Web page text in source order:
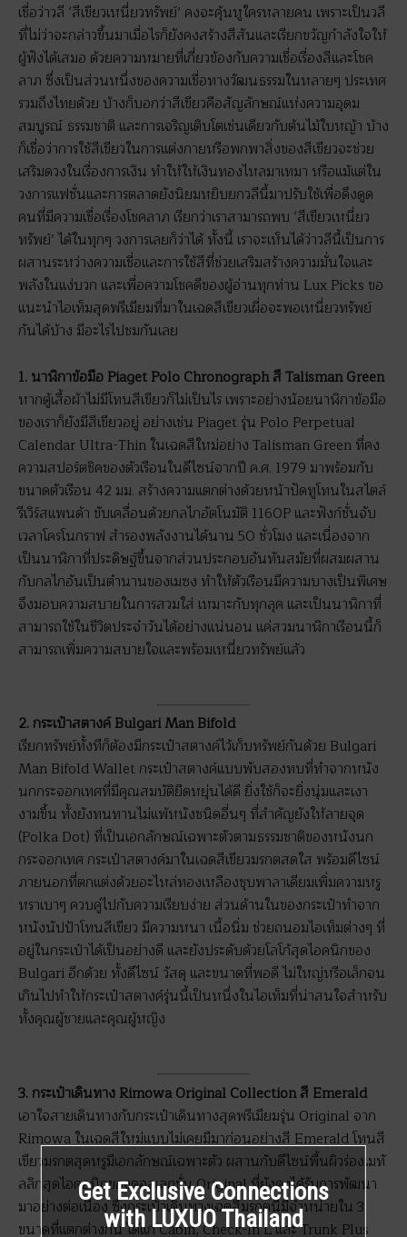
เชื่อว่าวลี ‘สีเขียวเหนี่ยวทรัพย์’ คงจะคุ้นหูใครหลายคน เพราะเป็นวลี
ที่ไม่ว่าจะกล่าวขึ้นมาเมื่อไรก็ยังคงสร้างสีสันและเรียกขวัญกำลังใจให้
ผู้ฟังได้เสมอ ด้วยความหมายที่เกี่ยวข้องกับความเชื่อเรื่องสีและโชค
ลาภ ซึ่งเป็นส่วนหนึ่งของความเชื่อทางวัฒนธรรมในหลายๆ ประเทศ
รวมถึงไทยด้วย บ้างก็บอกว่าสีเขียวคือสัญลักษณ์แห่งความอุดม
สมบูรณ์ ธรรมชาติ และการเจริญเติบโตเช่นเดียวกับต้นไม้ใบหญ้า บ้าง
ก็เชื่อว่าการใช้สีเขียวในการแต่งกายหรือพกพาสิ่งของสีเขียวจะช่วย
เสริมดวงในเรื่องการเงิน ทำให้ให้เงินทองไหลมาเทมา หรือแม้แต่ใน
วงการแฟชั่นและการตลาดยังนิยมหยิบยกวลีนี้มาปรับใช้เพื่อดึงดูด
คนที่มีความเชื่อเรื่องโชคลาภ เรียกว่าเราสามารถพบ ‘สีเขียวเหนี่ยว
ทรัพย์’ ได้ในทุกๆ วงการเลยก็ว่าได้ ทั้งนี้ เราจะเห็นได้ว่าวลีนี้เป็นการ
ผสานระหว่างความเชื่อและการใช้สีที่ช่วยเสริมสร้างความมั่นใจและ
พลังในแง่บวก และเพื่อความโชคดีของผู้อ่านทุกท่าน Lux Picks ขอ
แนะนำไอเท็มสุดพรีเมียมที่มาในเฉดสีเขียวเผื่อจะพอเหนี่ยวทรัพย์
กันได้บ้าง มีอะไรไปชมกันเลย
1. นาฬิกาข้อมือ Piaget Polo Chronograph สี Talisman Green
หากตู้เสื้อผ้าไม่มีโทนสีเขียวก็ไม่เป็นไร เพราะอย่างน้อยนาฬิกาข้อมือ
ของเราก็ยังมีสีเขียวอยู่ อย่างเช่น Piaget รุ่น Polo Perpetual
Calendar Ultra-Thin ในเฉดสีใหม่อย่าง Talisman Green ที่คง
ความสปอร์ตชิคของตัวเรือนในดีไซน์จากปี ค.ศ. 1979 มาพร้อมกับ
ขนาดตัวเรือน 42 มม. สร้างความแตกต่างด้วยหน้าปัดทูโทนในสไตล์
รีเวิร์สแพนด้า ขับเคลื่อนด้วยกลไกอัตโนมัติ 1160P และฟังก์ชั่นจับ
เวลาโครโนกราฟ สำรองพลังงานได้นาน 50 ชั่วโมง และเนื่องจาก
เป็นนาฬิกาที่ประดิษฐ์ขึ้นจากส่วนประกอบอันทันสมัยที่ผสมผสาน
กับกลไกอันเป็นตำนานของเมซง ทำให้ตัวเรือนมีความบางเป็นพิเศษ
จึงมอบความสบายในการสวมใส่ เหมาะกับทุกลุค และเป็นนาฬิกาที่
สามารถใช้ในชีวิตประจำวันได้อย่างแน่นอน แค่สวมนาฬิกาเรือนนี้ก็
สามารถเพิ่มความสบายใจและพร้อมเหนี่ยวทรัพย์แล้ว
2. กระเป๋าสตางค์ Bulgari Man Bifold
เรียกทรัพย์ทั้งทีก็ต้องมีกระเป๋าสตางค์ไว้เก็บทรัพย์กันด้วย Bulgari
Man Bifold Wallet กระเป๋าสตางค์แบบพับสองทบที่ทำจากหนัง
นกกระจอกเทศที่มีคุณสมบัติยืดหยุ่นได้ดี ยิ่งใช้ก็จะยิ่งนุ่มและเงา
งามขึ้น ทั้งยังทนทานไม่แพ้หนังชนิดอื่นๆ ที่สำคัญยังให้ลายจุด
(Polka Dot) ที่เป็นเอกลักษณ์เฉพาะตัวตามธรรมชาติของหนังนก
กระจอกเทศ กระเป๋าสตางค์มาในเฉดสีเขียวมรกตสดใส พร้อมดีไซน์
ภายนอกที่ตกแต่งด้วยอะไหล่ทองเหลืองชุบพาลาเดียมเพิ่มความหรู
หราเบาๆ ควบคู่ไปกับความเรียบง่าย ส่วนด้านในของกระเป๋าทำจาก
หนังนัปป้าโทนสีเขียว มีความหนา เนื้อนิ่ม ช่วยถนอมไอเท็มต่างๆ ที่
อยู่ในกระเป๋าได้เป็นอย่างดี และยังประดับด้วยโลโก้สุดไอคนิกของ
Bulgari อีกด้วย ทั้งดีไซน์ วัสดุ และขนาดที่พอดี ไม่ใหญ่หรือเล็กจน
เกินไปทำให้กระเป๋าสตางค์รุ่นนี้เป็นหนึ่งในไอเท็มที่น่าสนใจสำหรับ
ทั้งคุณผู้ชายและคุณผู้หญิง
3. กระเป๋าเดินทาง Rimowa Original Collection สี Emerald
เอาใจสายเดินทางกับกระเป๋าเดินทางสุดพรีเมียมรุ่น Original จาก
Rimowa ในเฉดสีใหม่แบบไม่เคยมีมาก่อนอย่างสี Emerald โทนสี
เขียวมรกตสุดหรูมีเอกลักษณ์เฉพาะตัว ผสานกับดีไซน์พื้นผิวร่องเมทั
ลลิกสุดไอคอนิกของคอลเลกชั่น Original ที่ยังคงได้รับการพัฒนา
มาอย่างต่อเนื่อง ซึ่งกระเป๋าเดินทางเฉดสีมรกตนี้มีจำหน่ายใน 3
ขนาดที่แตกต่างกัน ได้แก่ Cabin, Check-In L และ Trunk Plus
Get Exclusive Connections
with LUXUO Thailand